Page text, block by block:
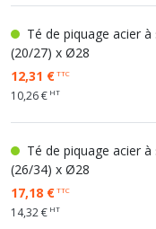
Té de piquage acier
(20/27) x Ø28
12,31 €TTC
10,26 € HT
Té de piquage acier
(26/34) x Ø28
17,18 €TTC
14,32 € HT